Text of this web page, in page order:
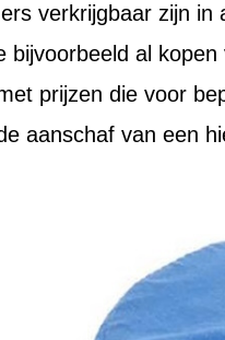
verkrijgbaar zijn
bijvoorbeeld al
prijzen die voor
aanschaf van een